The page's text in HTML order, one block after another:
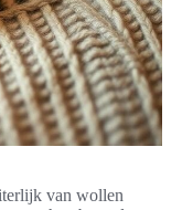
van wollen